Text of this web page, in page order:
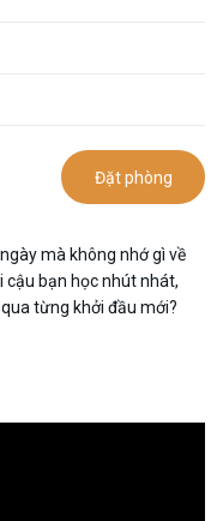
Đặt phòng
mà không nhớ gì về
cậu bạn học nhút nhát,
từng khởi đầu mới?